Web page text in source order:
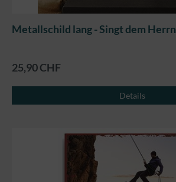
Metallschild lang - Singt dem Herrn
25,90 CHF
Details